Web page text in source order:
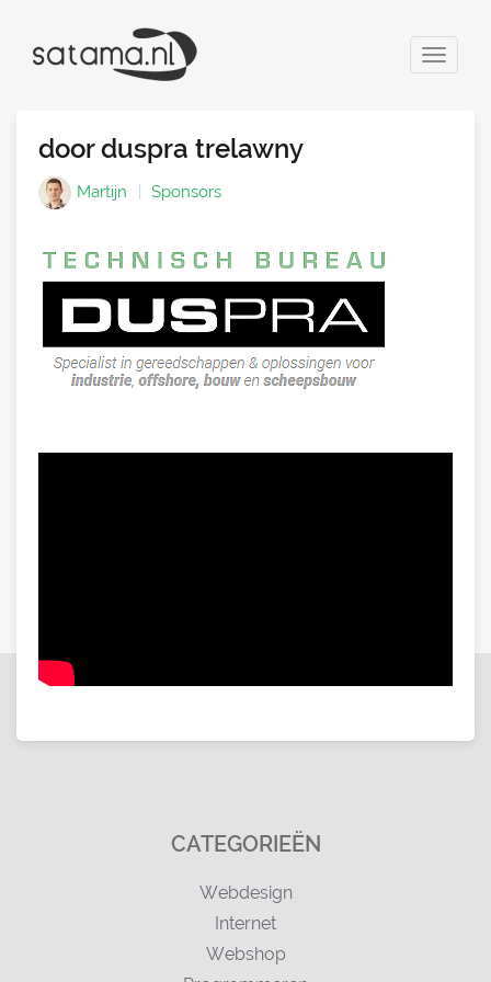
Toggle
door duspra trelawny
Martijn Sponsors
CATEGORIEËN
Webdesign
Internet
Webshop